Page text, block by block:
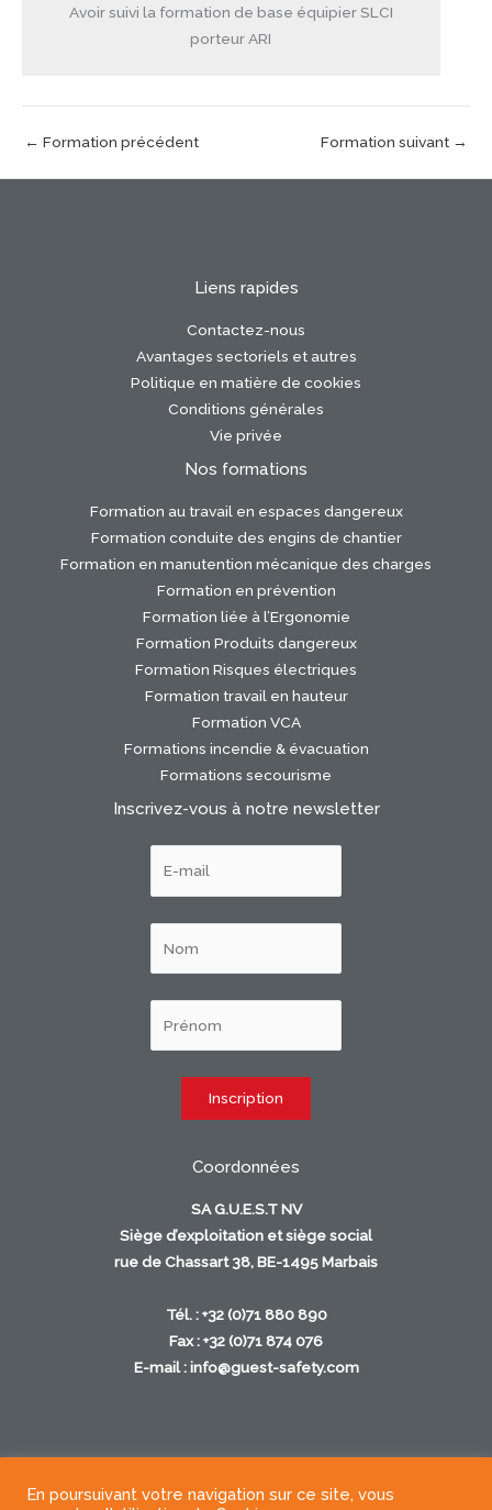
Avoir suivi la formation de base équipier SLCI
porteur ARI
← Formation précédent Formation suivant →
Liens rapides
Contactez-nous
Avantages sectoriels et autres
Politique en matière de cookies
Conditions générales
Vie privée
Nos formations
Formation au travail en espaces dangereux
Formation conduite des engins de chantier
Formation en manutention mécanique des charges
Formation en prévention
Formation liée à l’Ergonomie
Formation Produits dangereux
Formation Risques électriques
Formation travail en hauteur
Formation VCA
Formations incendie & évacuation
Formations secourisme
Inscrivez-vous à notre newsletter
Coordonnées
SA G.U.E.S.T NV
Siège d’exploitation et siège social
rue de Chassart 38, BE-1495 Marbais
Tél. : +32 (0)71 880 890
Fax : +32 (0)71 874 076
E-mail :info@guest-safety.com
En poursuivant votre navigation sur ce site, vous